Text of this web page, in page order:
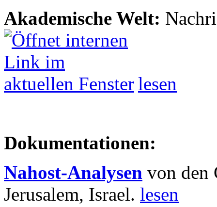
Akademische Welt:
lesen
Dokumentationen:
Nahost-Analysen von den
Jerusalem, Israel. lesen